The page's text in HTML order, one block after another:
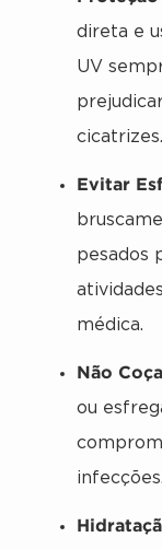
direta e
UV
cicatrizes.
Evitar
pesados
médica.
Não
ou
infecções.